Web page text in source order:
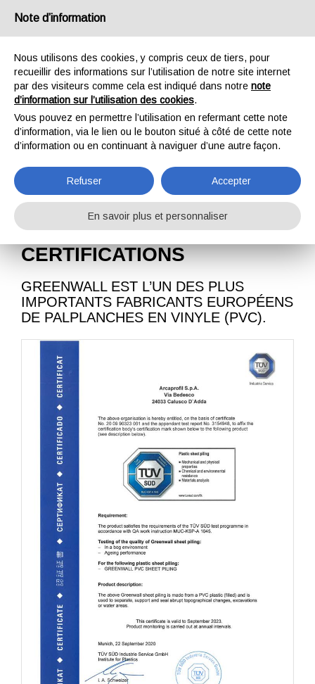
CERTIFICATIONS
ACCUEIL CERTIFICATIONS
CERTIFICATIONS
GREENWALL EST L’UN DES PLUS
IMPORTANTS FABRICANTS EUROPÉENS
DE PALPLANCHES EN VINYLE (PVC).
Note d’information
Nous utilisons des cookies, y compris ceux de tiers, pour
recueillir des informations sur l’utilisation de notre site internet
par des visiteurs comme cela est indiqué dans notre note
d’information sur l’utilisation des cookies.
Vous pouvez en permettre l’utilisation en refermant cette note
d’information, via le lien ou le bouton situé à côté de cette note
d’information ou en continuant à naviguer d’une autre façon.
Refuser Accepter
En savoir plus et personnaliser